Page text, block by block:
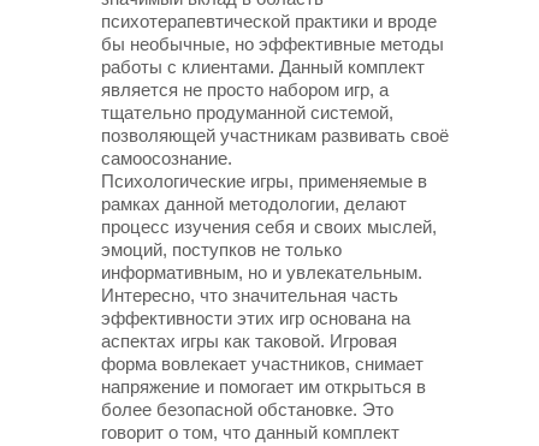
психотерапевтической практики и вроде
бы необычные, но эффективные методы
работы с клиентами. Данный комплект
является не просто набором игр, а
тщательно продуманной системой,
позволяющей участникам развивать своё
самоосознание.
Психологические игры, применяемые в
рамках данной методологии, делают
процесс изучения себя и своих мыслей,
эмоций, поступков не только
информативным, но и увлекательным.
Интересно, что значительная часть
эффективности этих игр основана на
аспектах игры как таковой. Игровая
форма вовлекает участников, снимает
напряжение и помогает им открыться в
более безопасной обстановке. Это
говорит о том, что данный комплект